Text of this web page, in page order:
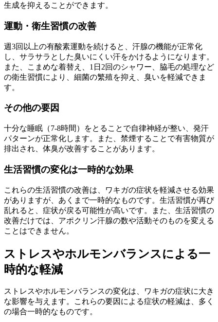
生成を抑えることができます。
運動・衛生習慣の改善
週3回以上の有酸素運動を続けると、汗腺の機能が正常化
し、サラサラとした臭いにくい汗をかけるようになります。
また、こまめな着替え、1日2回のシャワー、脇毛の処理など
の衛生習慣により、細菌の繁殖を抑え、臭いを軽減できま
す。
その他の要因
十分な睡眠（7-8時間）をとることで自律神経が整い、発汗
パターンが正常化します。また、禁煙することで有害物質が
排出され、体臭が改善することがあります。
生活習慣の変化は一時的な効果
これらの生活習慣の改善は、ワキガの症状を軽減させる効果
がありますが、あくまで一時的なものです。生活習慣が再び
乱れると、症状が戻る可能性が高いです。また、生活習慣の
改善だけでは、アポクリン汗腺の数や活動そのものを変える
ことはできません。
ストレスやホルモンバランスによる一
時的な軽減
ストレスやホルモンバランスの変化は、ワキガの症状に大き
な影響を与えます。これらの要因による症状の軽減は、多く
の場合一時的なものです。